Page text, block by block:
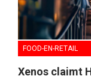
FOOD-EN-RETAIL
Xenos claimt